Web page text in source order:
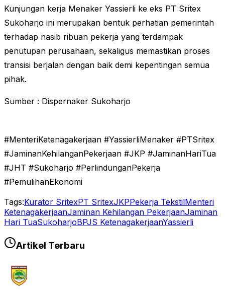
Kunjungan kerja Menaker Yassierli ke eks PT Sritex
Sukoharjo ini merupakan bentuk perhatian pemerintah
terhadap nasib ribuan pekerja yang terdampak
penutupan perusahaan, sekaligus memastikan proses
transisi berjalan dengan baik demi kepentingan semua
pihak.
Sumber : Dispernaker Sukoharjo
#MenteriKetenagakerjaan #YassierliMenaker #PTSritex
#JaminanKehilanganPekerjaan #JKP #JaminanHariTua
#JHT #Sukoharjo #PerlindunganPekerja
#PemulihanEkonomi
Tags:Kurator SritexPT SritexJKPPekerja TekstilMenteri
KetenagakerjaanJaminan Kehilangan PekerjaanJaminan
Hari TuaSukoharjoBPJS KetenagakerjaanYassierli
Artikel Terbaru